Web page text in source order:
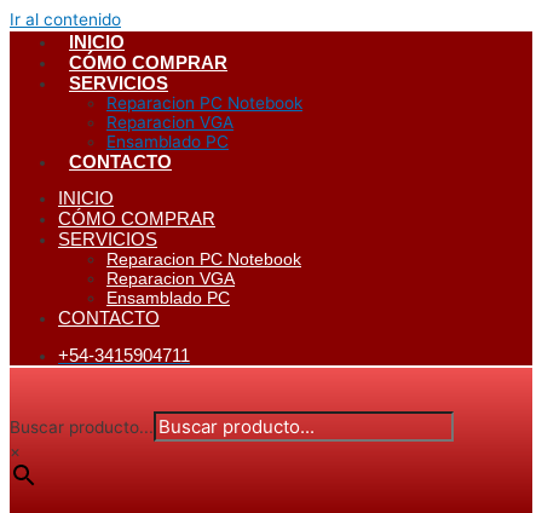
Ir al contenido
INICIO
CÓMO COMPRAR
SERVICIOS
Reparacion PC Notebook
Reparacion VGA
Ensamblado PC
CONTACTO
INICIO
CÓMO COMPRAR
SERVICIOS
Reparacion PC Notebook
Reparacion VGA
Ensamblado PC
CONTACTO
+54-3415904711
Buscar producto...
×